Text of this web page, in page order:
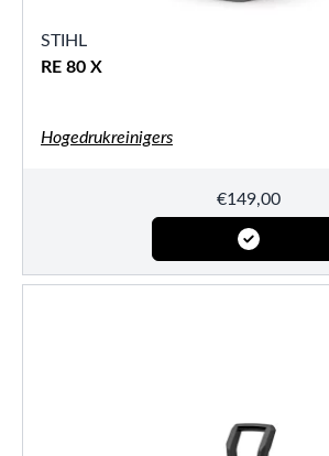
STIHL
RE 80 X
Hogedrukreinigers
€149,00